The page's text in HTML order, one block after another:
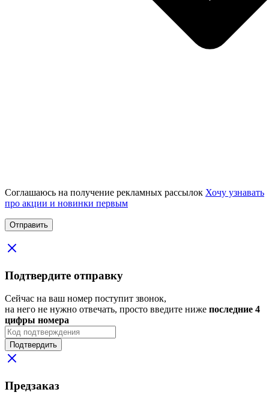
Соглашаюсь на получение рекламных рассылок Хочу узнавать
про акции и новинки первым
Подтвердите отправку
Сейчас на ваш номер поступит звонок,
на него не нужно отвечать, просто введите ниже последние 4
цифры номера
Подтвердить
Предзаказ